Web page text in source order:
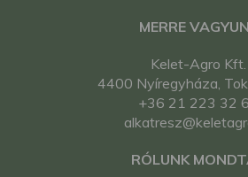
MERRE
Kelet-Agro Kft.
4400 Nyíregyháza,
+36 21 223 32
RÓLUNK